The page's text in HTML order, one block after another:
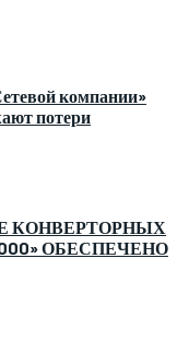
компании»
потери
КОНВЕРТОРНЫХ
ОБЕСПЕЧЕНО